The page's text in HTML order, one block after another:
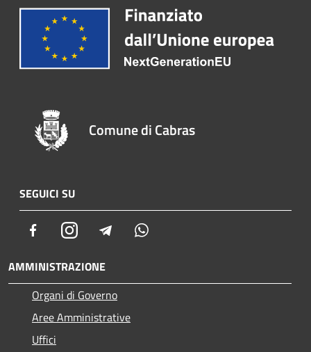
Comune di Cabras
SEGUICI SU
FacebookInstagram Telegram
AMMINISTRAZIONE
Organi di Governo
Aree Amministrative
Uffici